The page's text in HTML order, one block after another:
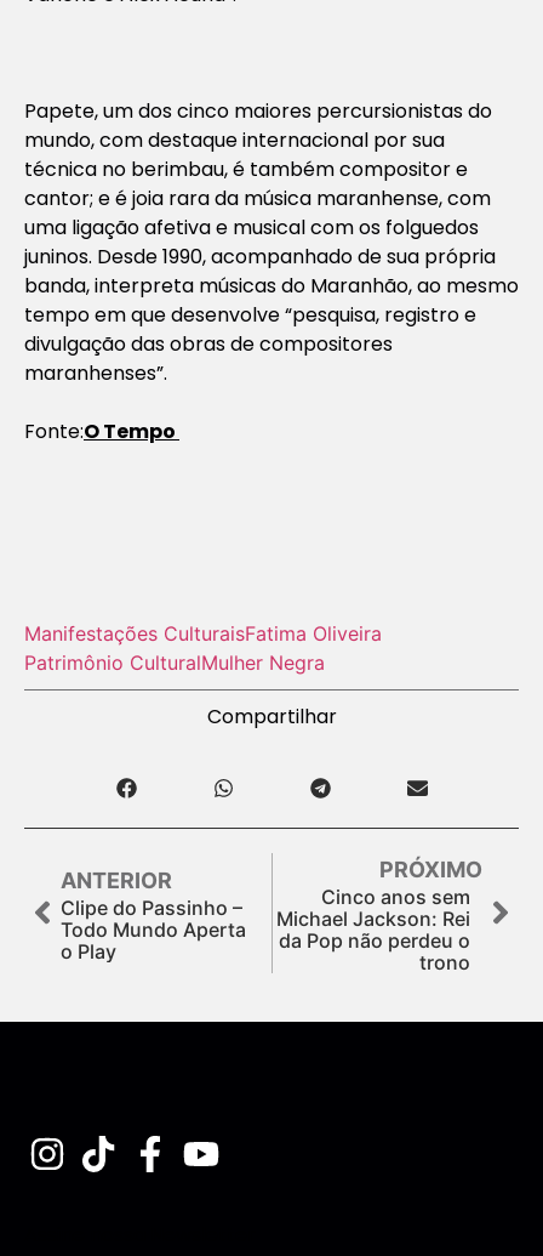
Papete, um dos cinco maiores percursionistas do
mundo, com destaque internacional por sua
técnica no berimbau, é também compositor e
cantor; e é joia rara da música maranhense, com
uma ligação afetiva e musical com os folguedos
juninos. Desde 1990, acompanhado de sua própria
banda, interpreta músicas do Maranhão, ao mesmo
tempo em que desenvolve “pesquisa, registro e
divulgação das obras de compositores
maranhenses”.
Fonte:O Tempo
Manifestações CulturaisFatima Oliveira
Patrimônio CulturalMulher Negra
Compartilhar
ANTERIOR
Clipe do Passinho –
Todo Mundo Aperta
o Play
PRÓXIMO
Cinco anos sem
Michael Jackson: Rei
da Pop não perdeu o
trono